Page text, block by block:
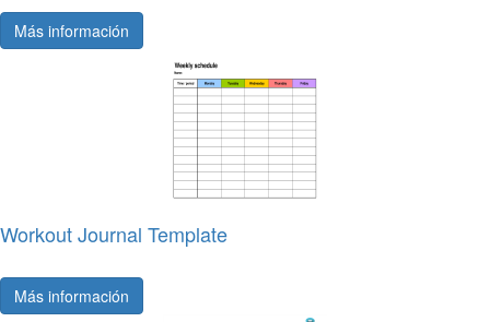
Más información
Workout Journal Template
Más información